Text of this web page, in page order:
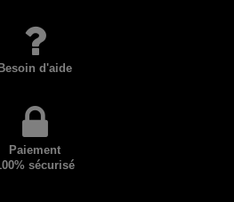
Besoin d'aide
Paiement
sécurisé